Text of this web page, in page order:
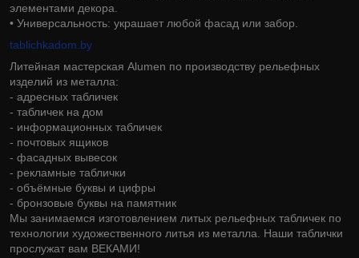
элементами декора.
• Универсальность: украшает любой фасад или забор.
tablichkadom.by
Литейная мастерская Alumen по производству рельефных
изделий из металла:
- адресных табличек
- табличек на дом
- информационных табличек
- почтовых ящиков
- фасадных вывесок
- рекламные таблички
- объёмные буквы и цифры
- бронзовые буквы на памятник
Мы занимаемся изготовлением литых рельефных табличек по
технологии художественного литья из металла. Наши таблички
прослужат вам ВЕКАМИ!